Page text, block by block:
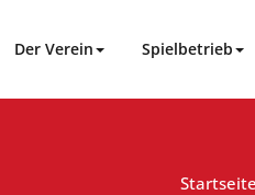
Der Verein Spielbetrieb
Startseite